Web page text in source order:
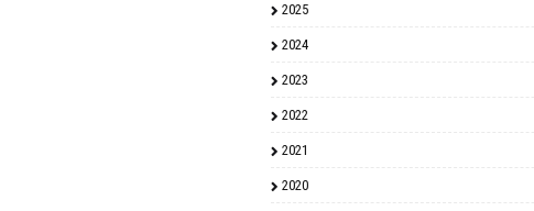
2025
2024
2023
2022
2021
2020